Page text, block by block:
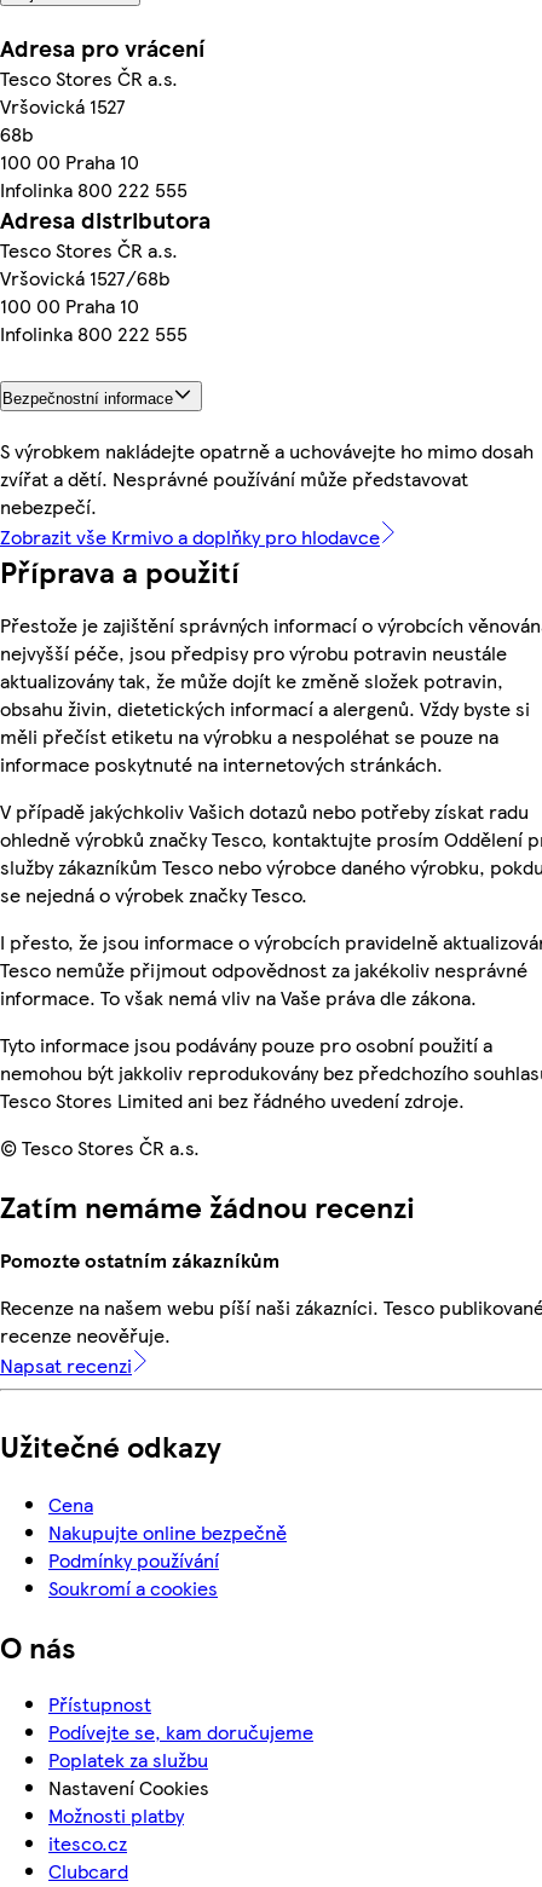
Adresa pro vrácení
Tesco Stores ČR a.s.
Vršovická 1527
68b
100 00 Praha 10
Infolinka 800 222 555
Adresa distributora
Tesco Stores ČR a.s.
Vršovická 1527/68b
100 00 Praha 10
Infolinka 800 222 555
Bezpečnostní informace
S výrobkem nakládejte opatrně a uchovávejte ho mimo dosah
zvířat a dětí. Nesprávné používání může představovat
nebezpečí.
Zobrazit vše Krmivo a doplňky pro hlodavce
Příprava a použití
Přestože je zajištění správných informací o výrobcích
nejvyšší péče, jsou předpisy pro výrobu potravin neustále
aktualizovány tak, že může dojít ke změně složek potravin,
obsahu živin, dietetických informací a alergenů. Vždy byste si
měli přečíst etiketu na výrobku a nespoléhat se pouze na
informace poskytnuté na internetových stránkách.
V případě jakýchkoliv Vašich dotazů nebo potřeby získat radu
ohledně výrobků značky Tesco, kontaktujte prosím Oddělení
služby zákazníkům Tesco nebo výrobce daného výrobku,
se nejedná o výrobek značky Tesco.
I přesto, že jsou informace o výrobcích pravidelně
Tesco nemůže přijmout odpovědnost za jakékoliv nesprávné
informace. To však nemá vliv na Vaše práva dle zákona.
Tyto informace jsou podávány pouze pro osobní použití a
nemohou být jakkoliv reprodukovány bez předchozího
Tesco Stores Limited ani bez řádného uvedení zdroje.
© Tesco Stores ČR a.s.
Zatím nemáme žádnou recenzi
Pomozte ostatním zákazníkům
Recenze na našem webu píší naši zákazníci. Tesco
recenze neověřuje.
Napsat recenzi
Užitečné odkazy
Cena
Nakupujte online bezpečně
Podmínky používání
Soukromí a cookies
O nás
Přístupnost
Podívejte se, kam doručujeme
Poplatek za službu
Nastavení Cookies
Možnosti platby
itesco.cz
Clubcard